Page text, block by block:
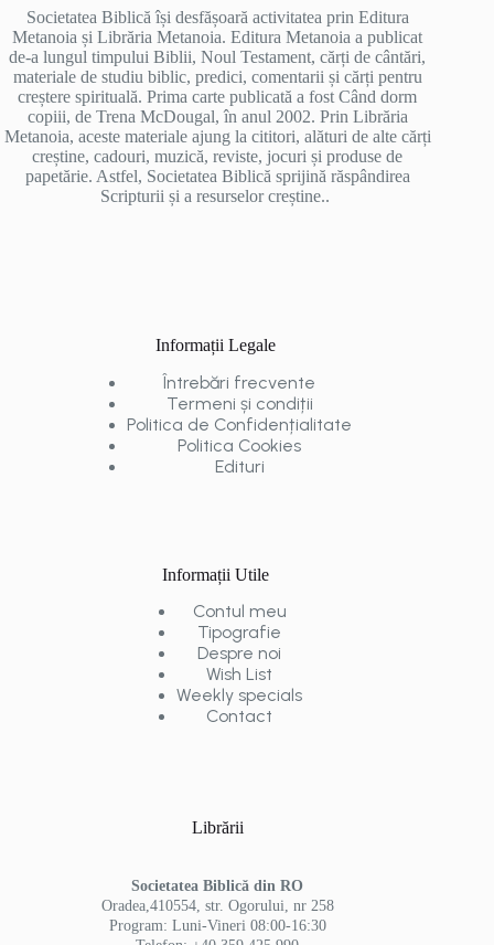
Societatea Biblică își desfășoară activitatea prin Editura
Metanoia și Librăria Metanoia. Editura Metanoia a publicat
de-a lungul timpului Biblii, Noul Testament, cărți de cântări,
materiale de studiu biblic, predici, comentarii și cărți pentru
creștere spirituală. Prima carte publicată a fost Când dorm
copiii, de Trena McDougal, în anul 2002. Prin Librăria
Metanoia, aceste materiale ajung la cititori, alături de alte cărți
creștine, cadouri, muzică, reviste, jocuri și produse de
papetărie. Astfel, Societatea Biblică sprijină răspândirea
Scripturii și a resurselor creștine..
Informații Legale
Întrebări frecvente
Termeni și condiții
Politica de Confidențialitate
Politica Cookies
Edituri
Informații Utile
Contul meu
Tipografie
Despre noi
Wish List
Weekly specials
Contact
Librării
Societatea Biblică din RO
Oradea,410554, str. Ogorului, nr 258
Program: Luni-Vineri 08:00-16:30